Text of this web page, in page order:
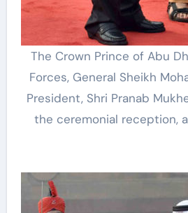
The Crown Prince of Abu
Forces, General Sheikh
President, Shri Pranab
the ceremonial reception,